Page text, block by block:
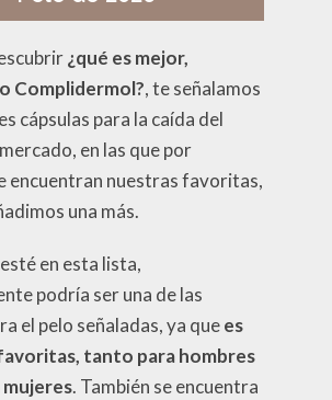
¿qué es mejor,
Complidermol?, te señalamos
cápsulas para la caída del
en las que por
encuentran nuestras favoritas,
una más.
en esta lista,
podría ser una de las
el pelo señaladas, ya quees
tanto para hombres
. También se encuentra